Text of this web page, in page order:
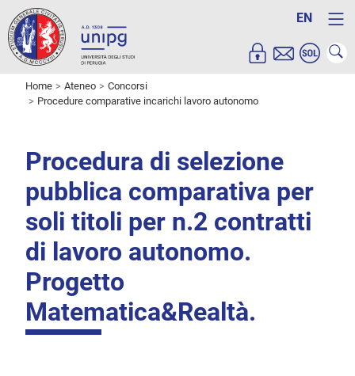
EN
Home Ateneo
Concorsi
Procedure comparative incarichi lavoro autonomo
Procedura di selezione
pubblica comparativa per
soli titoli per n.2 contratti
di lavoro autonomo.
Progetto
Matematica&Realtà.